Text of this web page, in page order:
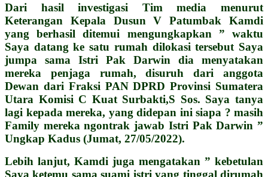
Dari hasil investigasi Tim media menurut
Keterangan Kepala Dusun V Patumbak Kamdi
yang berhasil ditemui mengungkapkan ” waktu
Saya datang ke satu rumah dilokasi tersebut Saya
jumpa sama Istri Pak Darwin dia menyatakan
mereka penjaga rumah, disuruh dari anggota
Dewan dari Fraksi PAN DPRD Provinsi Sumatera
Utara Komisi C Kuat Surbakti,S Sos. Saya tanya
lagi kepada mereka, yang didepan ini siapa ? masih
Family mereka ngontrak jawab Istri Pak Darwin ”
Ungkap Kadus (Jumat, 27/05/2022).
Lebih lanjut, Kamdi juga mengatakan ” kebetulan
Saya ketemu sama suami istri yang tinggal dirumah